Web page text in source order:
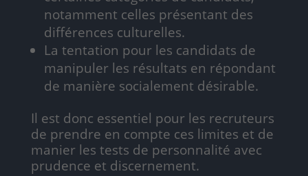
notamment celles présentant des
différences culturelles.
La tentation pour les candidats de
manipuler les résultats en répondant
de manière socialement désirable.
Il est donc essentiel pour les recruteurs
de prendre en compte ces limites et de
manier les tests de personnalité avec
prudence et discernement.